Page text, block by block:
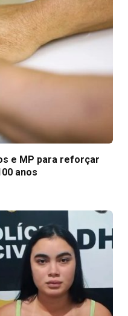
e MP para reforçar
anos